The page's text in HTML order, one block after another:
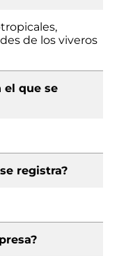
de los viveros
el que se
registra?